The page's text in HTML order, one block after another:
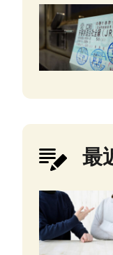
最